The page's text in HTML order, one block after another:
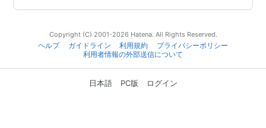
Copyright (C) 2001-2026 Hatena. All Rights Reserved.
ヘルプ
ガイドライン 利用規約
プライバシーポリシー
利用者情報の外部送信について
日本語 PC版 ログイン